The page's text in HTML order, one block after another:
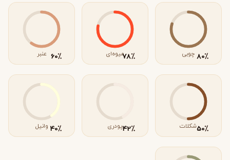
٪80 چوبی ٪78میوه‌ای ٪60 عنبر
٪50شکلات ٪42پودری ٪40 وانیل